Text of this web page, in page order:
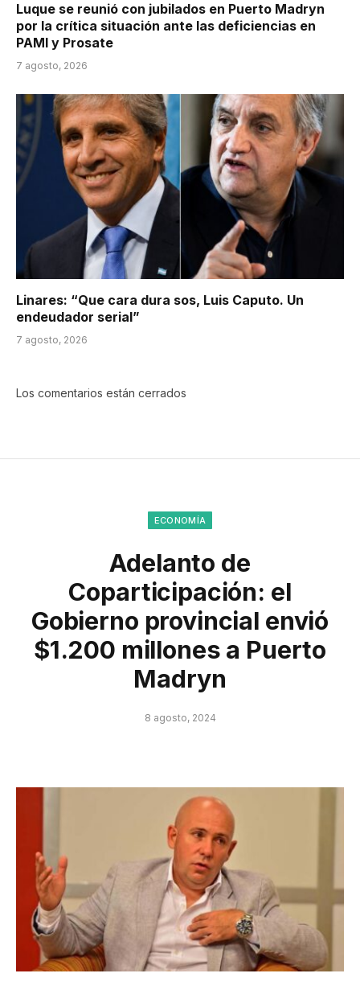
Luque se reunió con jubilados en Puerto Madryn
por la crítica situación ante las deficiencias en
PAMI y Prosate
7 agosto, 2026
Linares: “Que cara dura sos, Luis Caputo. Un
endeudador serial”
7 agosto, 2026
Los comentarios están cerrados
ECONOMÍA
Adelanto de
Coparticipación: el
Gobierno provincial envió
$1.200 millones a Puerto
Madryn
8 agosto, 2024